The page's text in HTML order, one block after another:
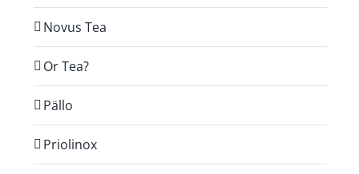
Novus Tea
Or Tea?
Pällo
Priolinox